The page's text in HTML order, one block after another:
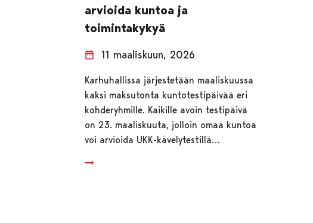
arvioida kuntoa ja
toimintakykyä
11 maaliskuun, 2026
Karhuhallissa järjestetään maaliskuussa
kaksi maksutonta kuntotestipäivää eri
kohderyhmille. Kaikille avoin testipäivä
on 23. maaliskuuta, jolloin omaa kuntoa
voi arvioida UKK-kävelytestillä…